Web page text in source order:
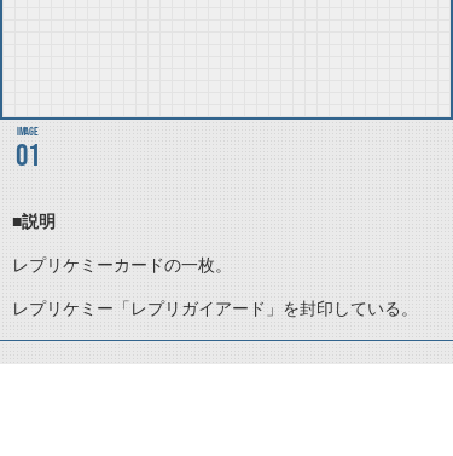
01
■説明
レプリケミーカードの一枚。
レプリケミー「レプリガイアード」を封印している。